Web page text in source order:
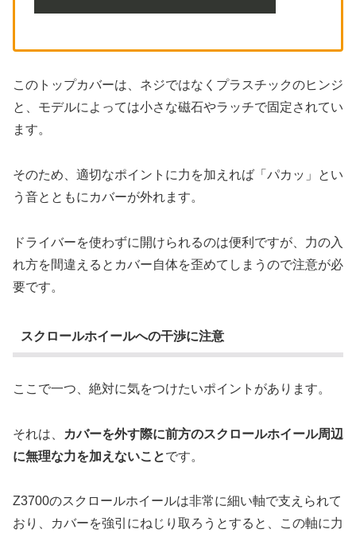
このトップカバーは、ネジではなくプラスチックのヒンジ
と、モデルによっては小さな磁石やラッチで固定されてい
ます。
そのため、適切なポイントに力を加えれば「パカッ」とい
う音とともにカバーが外れます。
ドライバーを使わずに開けられるのは便利ですが、力の入
れ方を間違えるとカバー自体を歪めてしまうので注意が必
要です。
スクロールホイールへの干渉に注意
ここで一つ、絶対に気をつけたいポイントがあります。
それは、
カバーを外す際に前方のスクロールホイール周辺
に無理な力を加えないことです。
Z3700のスクロールホイールは非常に細い軸で支えられて
おり、カバーを強引にねじり取ろうとすると、この軸に力